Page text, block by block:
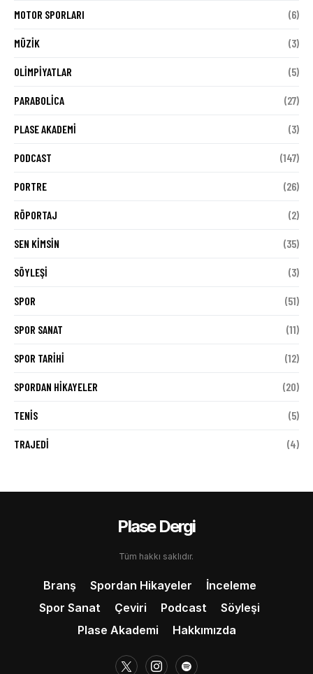
MOTOR SPORLARI (6)
MÜZIK (3)
OLIMPIYATLAR (5)
PARABOLICA (27)
PLASE AKADEMI (3)
PODCAST (147)
PORTRE (26)
RÖPORTAJ (2)
SEN KIMSIN (35)
SÖYLEŞI (3)
SPOR (51)
SPOR SANAT (11)
SPOR TARIHI (12)
SPORDAN HIKAYELER (20)
TENIS (5)
TRAJEDI (4)
Plase Dergi
Tüm hakkı saklıdır.
Branş Spordan Hikayeler
İnceleme
Spor Sanat
Çeviri Podcast
Söyleşi
Plase Akademi
Hakkımızda